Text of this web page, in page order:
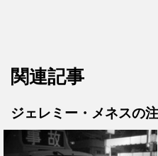
関連記事
ジェレミー・メネスの